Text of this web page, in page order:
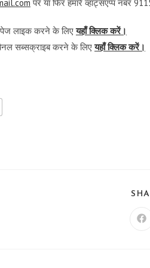
पर या फिर हमारे व्हाट्सएप्प नंबर
पेज लाइक करने के लिएयहाँ क्लिक करें।
सब्सक्राइब करने के लिएयहाँ क्लिक करें।